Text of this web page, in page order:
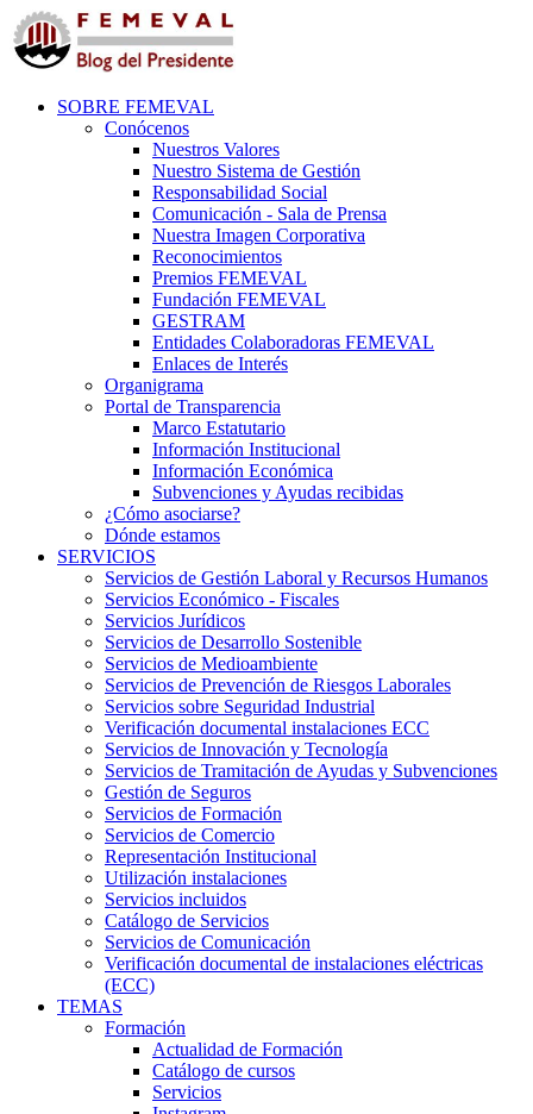
SOBRE FEMEVAL
Conócenos
Nuestros Valores
Nuestro Sistema de Gestión
Responsabilidad Social
Comunicación - Sala de Prensa
Nuestra Imagen Corporativa
Reconocimientos
Premios FEMEVAL
Fundación FEMEVAL
GESTRAM
Entidades Colaboradoras FEMEVAL
Enlaces de Interés
Organigrama
Portal de Transparencia
Marco Estatutario
Información Institucional
Información Económica
Subvenciones y Ayudas recibidas
¿Cómo asociarse?
Dónde estamos
SERVICIOS
Servicios de Gestión Laboral y Recursos Humanos
Servicios Económico - Fiscales
Servicios Jurídicos
Servicios de Desarrollo Sostenible
Servicios de Medioambiente
Servicios de Prevención de Riesgos Laborales
Servicios sobre Seguridad Industrial
Verificación documental instalaciones ECC
Servicios de Innovación y Tecnología
Servicios de Tramitación de Ayudas y Subvenciones
Gestión de Seguros
Servicios de Formación
Servicios de Comercio
Representación Institucional
Utilización instalaciones
Servicios incluidos
Catálogo de Servicios
Servicios de Comunicación
Verificación documental de instalaciones eléctricas
(ECC)
TEMAS
Formación
Actualidad de Formación
Catálogo de cursos
Servicios